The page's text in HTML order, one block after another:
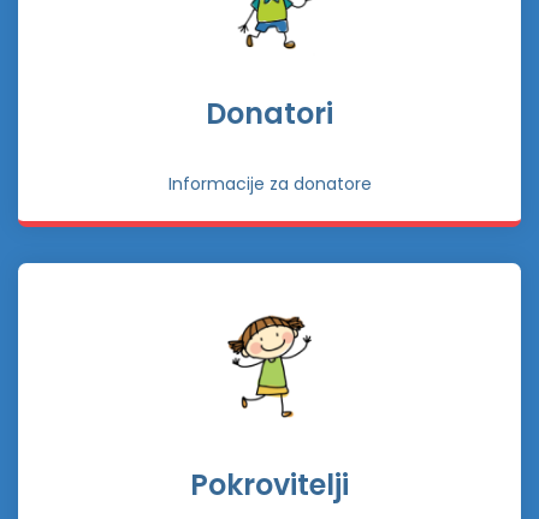
Donatori
Informacije za donatore
Pokrovitelji